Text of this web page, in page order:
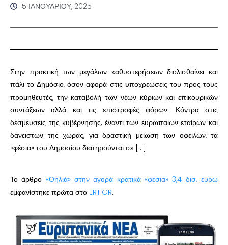
15 ΙΑΝΟΥΑΡΊΟΥ, 2025
Στην πρακτική των μεγάλων καθυστερήσεων διολισθαίνει και
πάλι το Δημόσιο, όσον αφορά στις υποχρεώσεις του προς τους
προμηθευτές, την καταβολή των νέων κύριων και επικουρικών
συντάξεων αλλά και τις επιστροφές φόρων. Κόντρα στις
δεσμεύσεις της κυβέρνησης, έναντι των ευρωπαίων εταίρων και
δανειστών της χώρας, για δραστική μείωση των οφειλών, τα
«φέσια» του Δημοσίου διατηρούνται σε […]
Το άρθρο «Θηλιά» στην αγορά κρατικά «φέσια» 3,4 δισ. ευρώ
εμφανίστηκε πρώτα στο ERT.GR.